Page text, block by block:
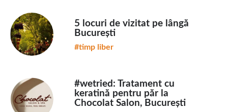
5 locuri de vizitat pe lângă
București
#timp liber
#wetried: Tratament cu
keratină pentru păr la
Chocolat Salon, București